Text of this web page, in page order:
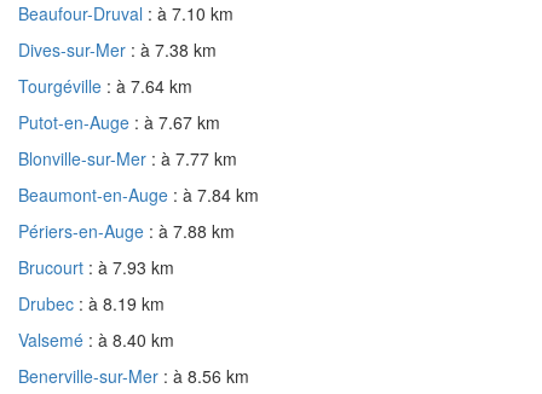
Beaufour-Druval : à 7.10 km
Dives-sur-Mer : à 7.38 km
Tourgéville : à 7.64 km
Putot-en-Auge : à 7.67 km
Blonville-sur-Mer : à 7.77 km
Beaumont-en-Auge : à 7.84 km
Périers-en-Auge : à 7.88 km
Brucourt : à 7.93 km
Drubec : à 8.19 km
Valsemé : à 8.40 km
Benerville-sur-Mer : à 8.56 km